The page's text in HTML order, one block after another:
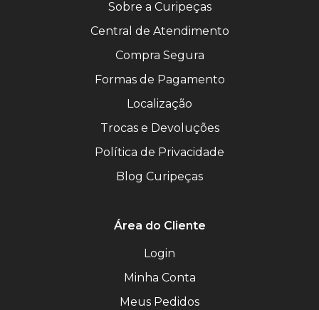
Sobre a Curipeças
Central de Atendimento
Compra Segura
Formas de Pagamento
Localização
Trocas e Devoluções
Política de Privacidade
Blog Curipeças
Área do Cliente
Login
Minha Conta
Meus Pedidos